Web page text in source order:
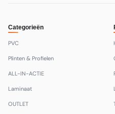
Categorieën
PVC
Plinten & Profielen
ALL-IN-ACTIE
Laminaat
OUTLET